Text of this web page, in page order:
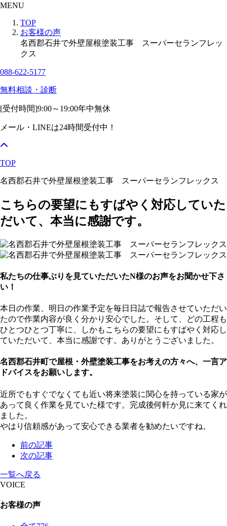
MENU
TOP
お客様の声
名西郡石井で外壁屋根塗装工事 スーパーセランフレッ
クス
088-622-5177
無料相談・診断
[受付時間]9:00～19:00年中無休
メール・LINEは24時間受付中！
TOP
名西郡石井で外壁屋根塗装工事 スーパーセランフレックス
こちらの要望にもすばやく対応していた
だいて、本当に感謝です。
私たちの仕事ぶりを見ていただいたN様のお声をお聞かせ下さ
い！
本日の作業、明日の作業予定を毎日日誌で報告させていただい
たので作業内容が良く分かり安心でした。そして、どの工程も
ひとつひとつ丁寧に、しかもこちらの要望にもすばやく対応し
ていただいて、本当に感謝です。ありがとうございました。
名西郡石井町で屋根・外壁塗装工事をお考えの方々へ、一言ア
ドバイスをお願いします。
近所でもすぐでなくても近い将来塗装に関心を持っている家が
あって良く作業を見ていた様です。完成後何軒か見に来てくれ
ました。
やはり信頼感があって安心できる業者を勧めたいですね。
前の記事
次の記事
一覧へ戻る
VOICE
お客様の声